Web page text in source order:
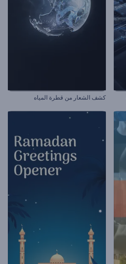
كشف الشعار من قطرة المياه